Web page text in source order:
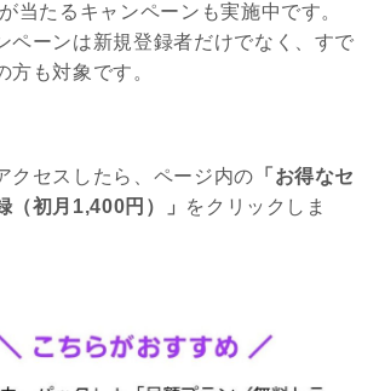
当たるキャンペーンも実施中です。
ペーンは新規登録者だけでなく、すで
方も対象です。
クセスしたら、ページ内の 「お得なセ
（初月1,400円）」
をクリックしま